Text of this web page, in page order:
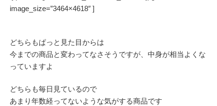
image_size=”3464×4618″ ]
どちらもぱっと見た目からは
今までの商品と変わってなさそうですが、中身が相当よくな
っていますよ
どちらも毎日見ているので
あまり年数経ってないような気がする商品です